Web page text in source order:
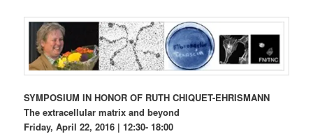
SYMPOSIUM IN HONOR OF RUTH CHIQUET-EHRISMANN
The extracellular matrix and beyond
Friday, April 22, 2016 | 12:30- 18:00